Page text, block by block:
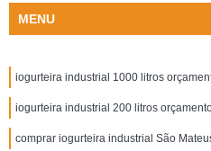
MENU
iogurteira industrial 1000 litros
iogurteira industrial 200 litros
comprar iogurteira industrial São